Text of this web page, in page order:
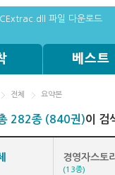
파일 다운로드
베스트
전체 요약본
282종 (840권)이 검
경영자스토
(13종)